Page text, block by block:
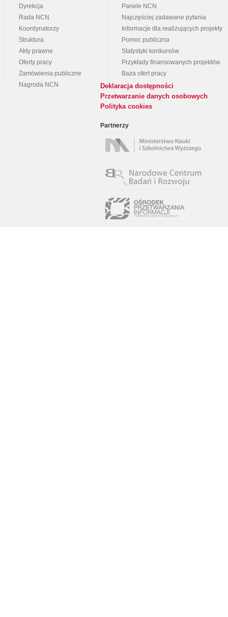
Dyrekcja
Rada NCN
Koordynatorzy
Struktura
Akty prawne
Oferty pracy
Zamówienia publiczne
Nagroda NCN
Panele NCN
Najczęściej zadawane pytania
Informacje dla realizujących projekty
Pomoc publiczna
Statystyki konkursów
Przykłady finansowanych projektów
Baza ofert pracy
Deklaracja dostępności
Przetwarzanie danych osobowych
Polityka cookies
Partnerzy